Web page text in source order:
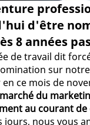
d'être
8 années
de travail dit
sur
ce mois de
du
au courant de
jours, nous vous